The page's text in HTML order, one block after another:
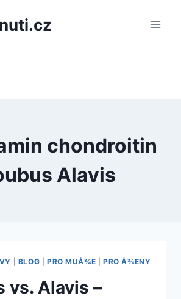
chondroitin
Alavis
BLOG PRO MUÅ¾E |PRO Å¾ENY
vs. Alavis –